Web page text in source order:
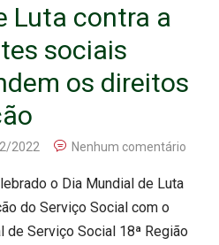
Luta contra a
sociais
os direitos
2022 Nenhum comentário
o Dia Mundial de Luta
do Serviço Social com o
de Serviço Social 18ª Região